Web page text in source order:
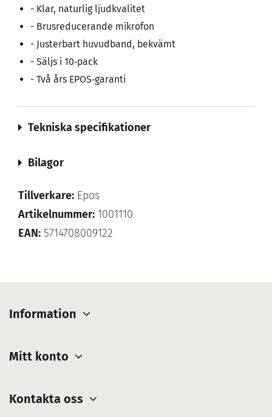
- Klar, naturlig ljudkvalitet
- Brusreducerande mikrofon
- Justerbart huvudband, bekvämt
- Säljs i 10‑pack
- Två års EPOS‑garanti
Tekniska specifikationer
Bilagor
Tillverkare: Epos
Artikelnummer: 1001110
EAN: 5714708009122
Information
Mitt konto
Kontakta oss